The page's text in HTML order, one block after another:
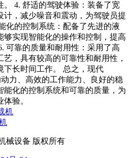
。 4. 舒适的驾驶体验：装备了宽
计，减少噪音和震动，为驾驶员提
化的控制系统：配备了先进的液
够实现智能化的操作和控制，提高
可靠的质量和耐用性：采用了高
，具有较高的可靠性和耐用性，
下长时间工作。 总之，现代
力、高效的工作能力、良好的稳
能化的控制系统和可靠的质量，为
验。
机
械设备 版权所有